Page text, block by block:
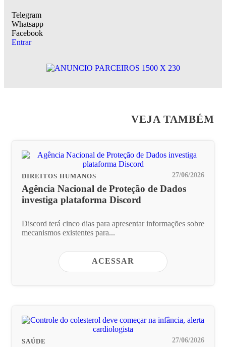
Telegram
Whatsapp
Facebook
Entrar
VEJA TAMBÉM
DIREITOS HUMANOS 27/06/2026
Agência Nacional de Proteção de Dados
investiga plataforma Discord
Discord terá cinco dias para apresentar informações sobre
mecanismos existentes para...
ACESSAR
SAÚDE 27/06/2026